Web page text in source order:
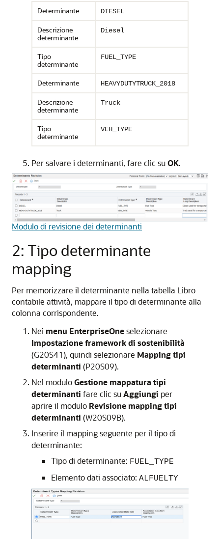
Determinante DIESEL
Descrizione
determinante
Diesel
Tipo
determinante
FUEL_TYPE
Determinante HEAVYDUTYTRUCK_2018
Descrizione
determinante
Truck
Tipo
determinante
VEH_TYPE
Per salvare i determinanti, fare clic suOK.
Modulo di revisione dei determinanti
2: Tipo determinante
mapping
Per memorizzare il determinante nella tabella Libro
contabile attività, mappare il tipo di determinante alla
colonna corrispondente.
Nei menu EnterpriseOneselezionare
Impostazione framework di sostenibilità
(G20S41), quindi selezionare Mapping tipi
determinanti (P20S09).
Nel moduloGestione mappatura tipi
determinanti fare clic suAggiungi per
aprire il modulo Revisione mapping tipi
determinanti (W20S09B).
Inserire il mapping seguente per il tipo di
determinante:
Tipo di determinante: FUEL_TYPE
Elemento dati associato: ALFUELTY